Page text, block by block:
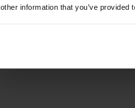
other information that you’ve